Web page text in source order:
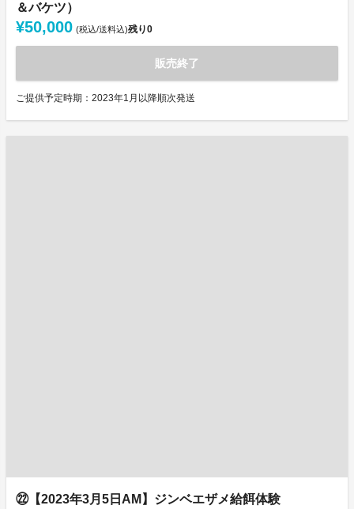
＆バケツ）
¥50,000 (税込/送料込)残り0
販売終了
ご提供予定時期：2023年1月以降順次発送
㉒【2023年3月5日AM】ジンベエザメ給餌体験